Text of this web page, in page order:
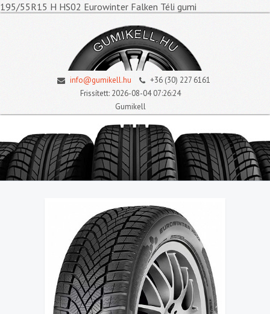
195/55R15 H HS02 Eurowinter Falken Téli gumi
info@gumikell.hu
+36 (30) 227 6161
Frissített: 2026-08-04 07:26:24
Gumikell